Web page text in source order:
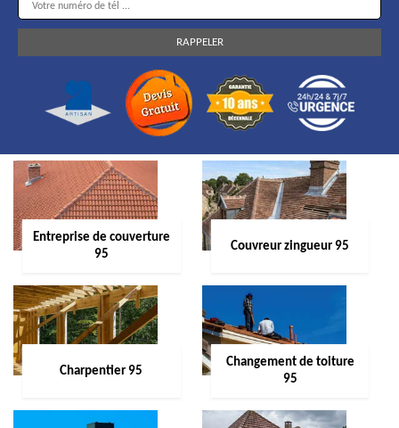
Entreprise de couverture
95
Couvreur zingueur 95
Charpentier 95
Changement de toiture
95